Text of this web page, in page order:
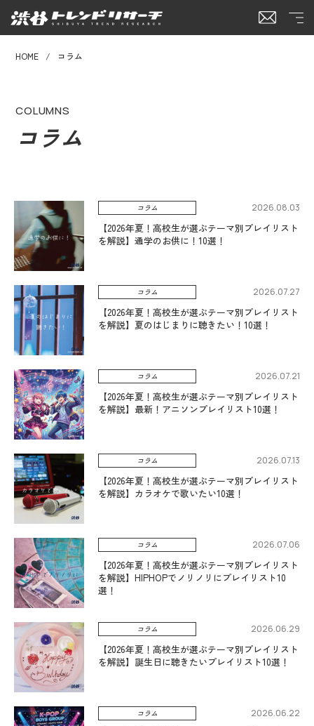
HOME コラム
COLUMNS
コラム
コラム 2026.08.03
【2026年夏！高校生が選ぶテーマ別プレイリスト
を解説】通学のお供に！10選！
コラム 2026.07.27
【2026年夏！高校生が選ぶテーマ別プレイリスト
を解説】夏のはじまりに聴きたい！10選！
コラム 2026.07.21
【2026年夏！高校生が選ぶテーマ別プレイリスト
を解説】最新！アニソンプレイリスト10選！
コラム 2026.07.13
【2026年夏！高校生が選ぶテーマ別プレイリスト
を解説】カラオケで歌いたい10選！
コラム 2026.07.06
【2026年夏！高校生が選ぶテーマ別プレイリスト
を解説】HIPHOPでノリノリにプレイリスト10
選！
コラム 2026.06.29
【2026年夏！高校生が選ぶテーマ別プレイリスト
を解説】誕生日に聴きたいプレイリスト10選！
コラム 2026.06.22